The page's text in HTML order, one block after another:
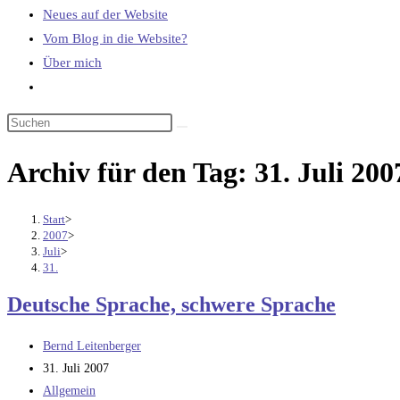
Neues auf der Website
Vom Blog in die Website?
Über mich
umschalten
Archiv für den Tag: 31. Juli
Start>
2007>
Juli>
31.
Deutsche Sprache, schwere Sprache
Beitrags-
Autor:
Bernd Leitenberger
Beitrag
veröffentlicht:
31. Juli 2007
Beitrags-
Allgemein